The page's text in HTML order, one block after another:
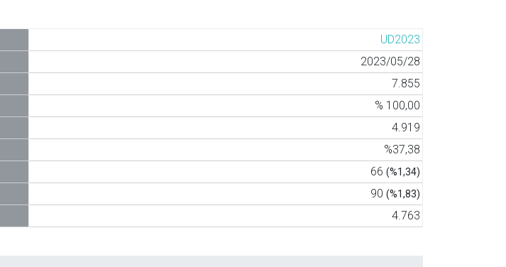
UD2023
2023/05/28
7.855
% 100,00
4.919
%37,38
66 (%1,34)
90 (%1,83)
4.763